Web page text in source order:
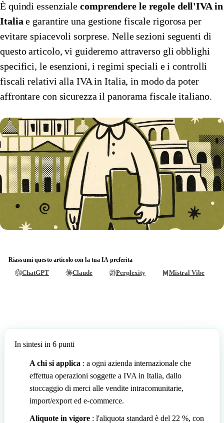
È quindi essenziale comprendere le regole dell'IVA in
Italia e garantire una gestione fiscale rigorosa per
evitare spiacevoli sorprese. Nelle sezioni seguenti di
questo articolo, vi guideremo attraverso gli obblighi
specifici, le esenzioni, i regimi speciali e i controlli
fiscali relativi alla IVA in Italia, in modo da poter
affrontare con sicurezza il panorama fiscale italiano.
Riassumi questo articolo con la tua IA preferita
ChatGPT Claude Perplexity Mistral Vibe
In sintesi in 6 punti
A chi si applica : a ogni azienda internazionale che
effettua operazioni soggette a IVA in Italia, dallo
stoccaggio di merci alle vendite intracomunitarie,
import/export ed e-commerce.
Aliquote in vigore : l'aliquota standard è del 22 %, con